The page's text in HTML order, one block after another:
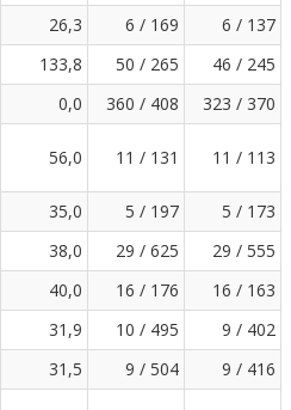
26,3 6 / 169
6 / 137
133,8 50 / 265
46 / 245
0,0 360 / 408
323 / 370
56,0 11 / 131 11 / 113
35,0 5 / 197
5 / 173
38,0 29 / 625
29 / 555
40,0 16 / 176
16 / 163
31,9 10 / 495
9 / 402
31,5 9 / 504
9 / 416